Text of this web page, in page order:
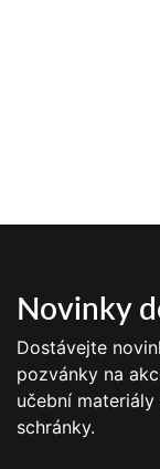
Novinky
Dostávejte
pozvánky na
učební
schránky.